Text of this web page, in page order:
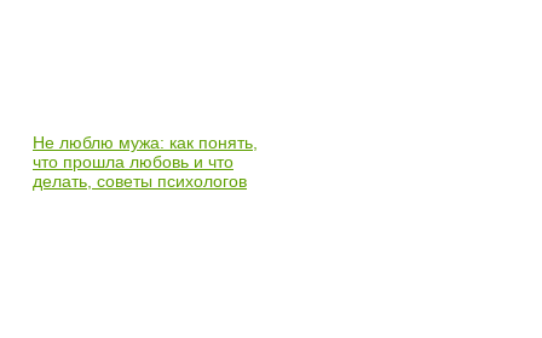
Не люблю мужа: как понять,
что прошла любовь и что
делать, советы психологов